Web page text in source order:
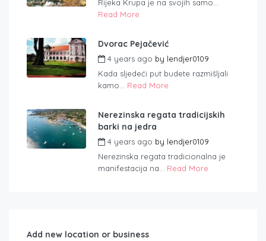
Rijeka Krupa je na svojih samo...
Read More
Dvorac Pejačević
4 years ago by lendjer0109
Kada sljedeći put budete razmišljali
kamo... Read More
Nerezinska regata tradicijskih
barki na jedra
4 years ago by lendjer0109
Nerezinska regata tradicionalna je
manifestacija na... Read More
Add new location or business